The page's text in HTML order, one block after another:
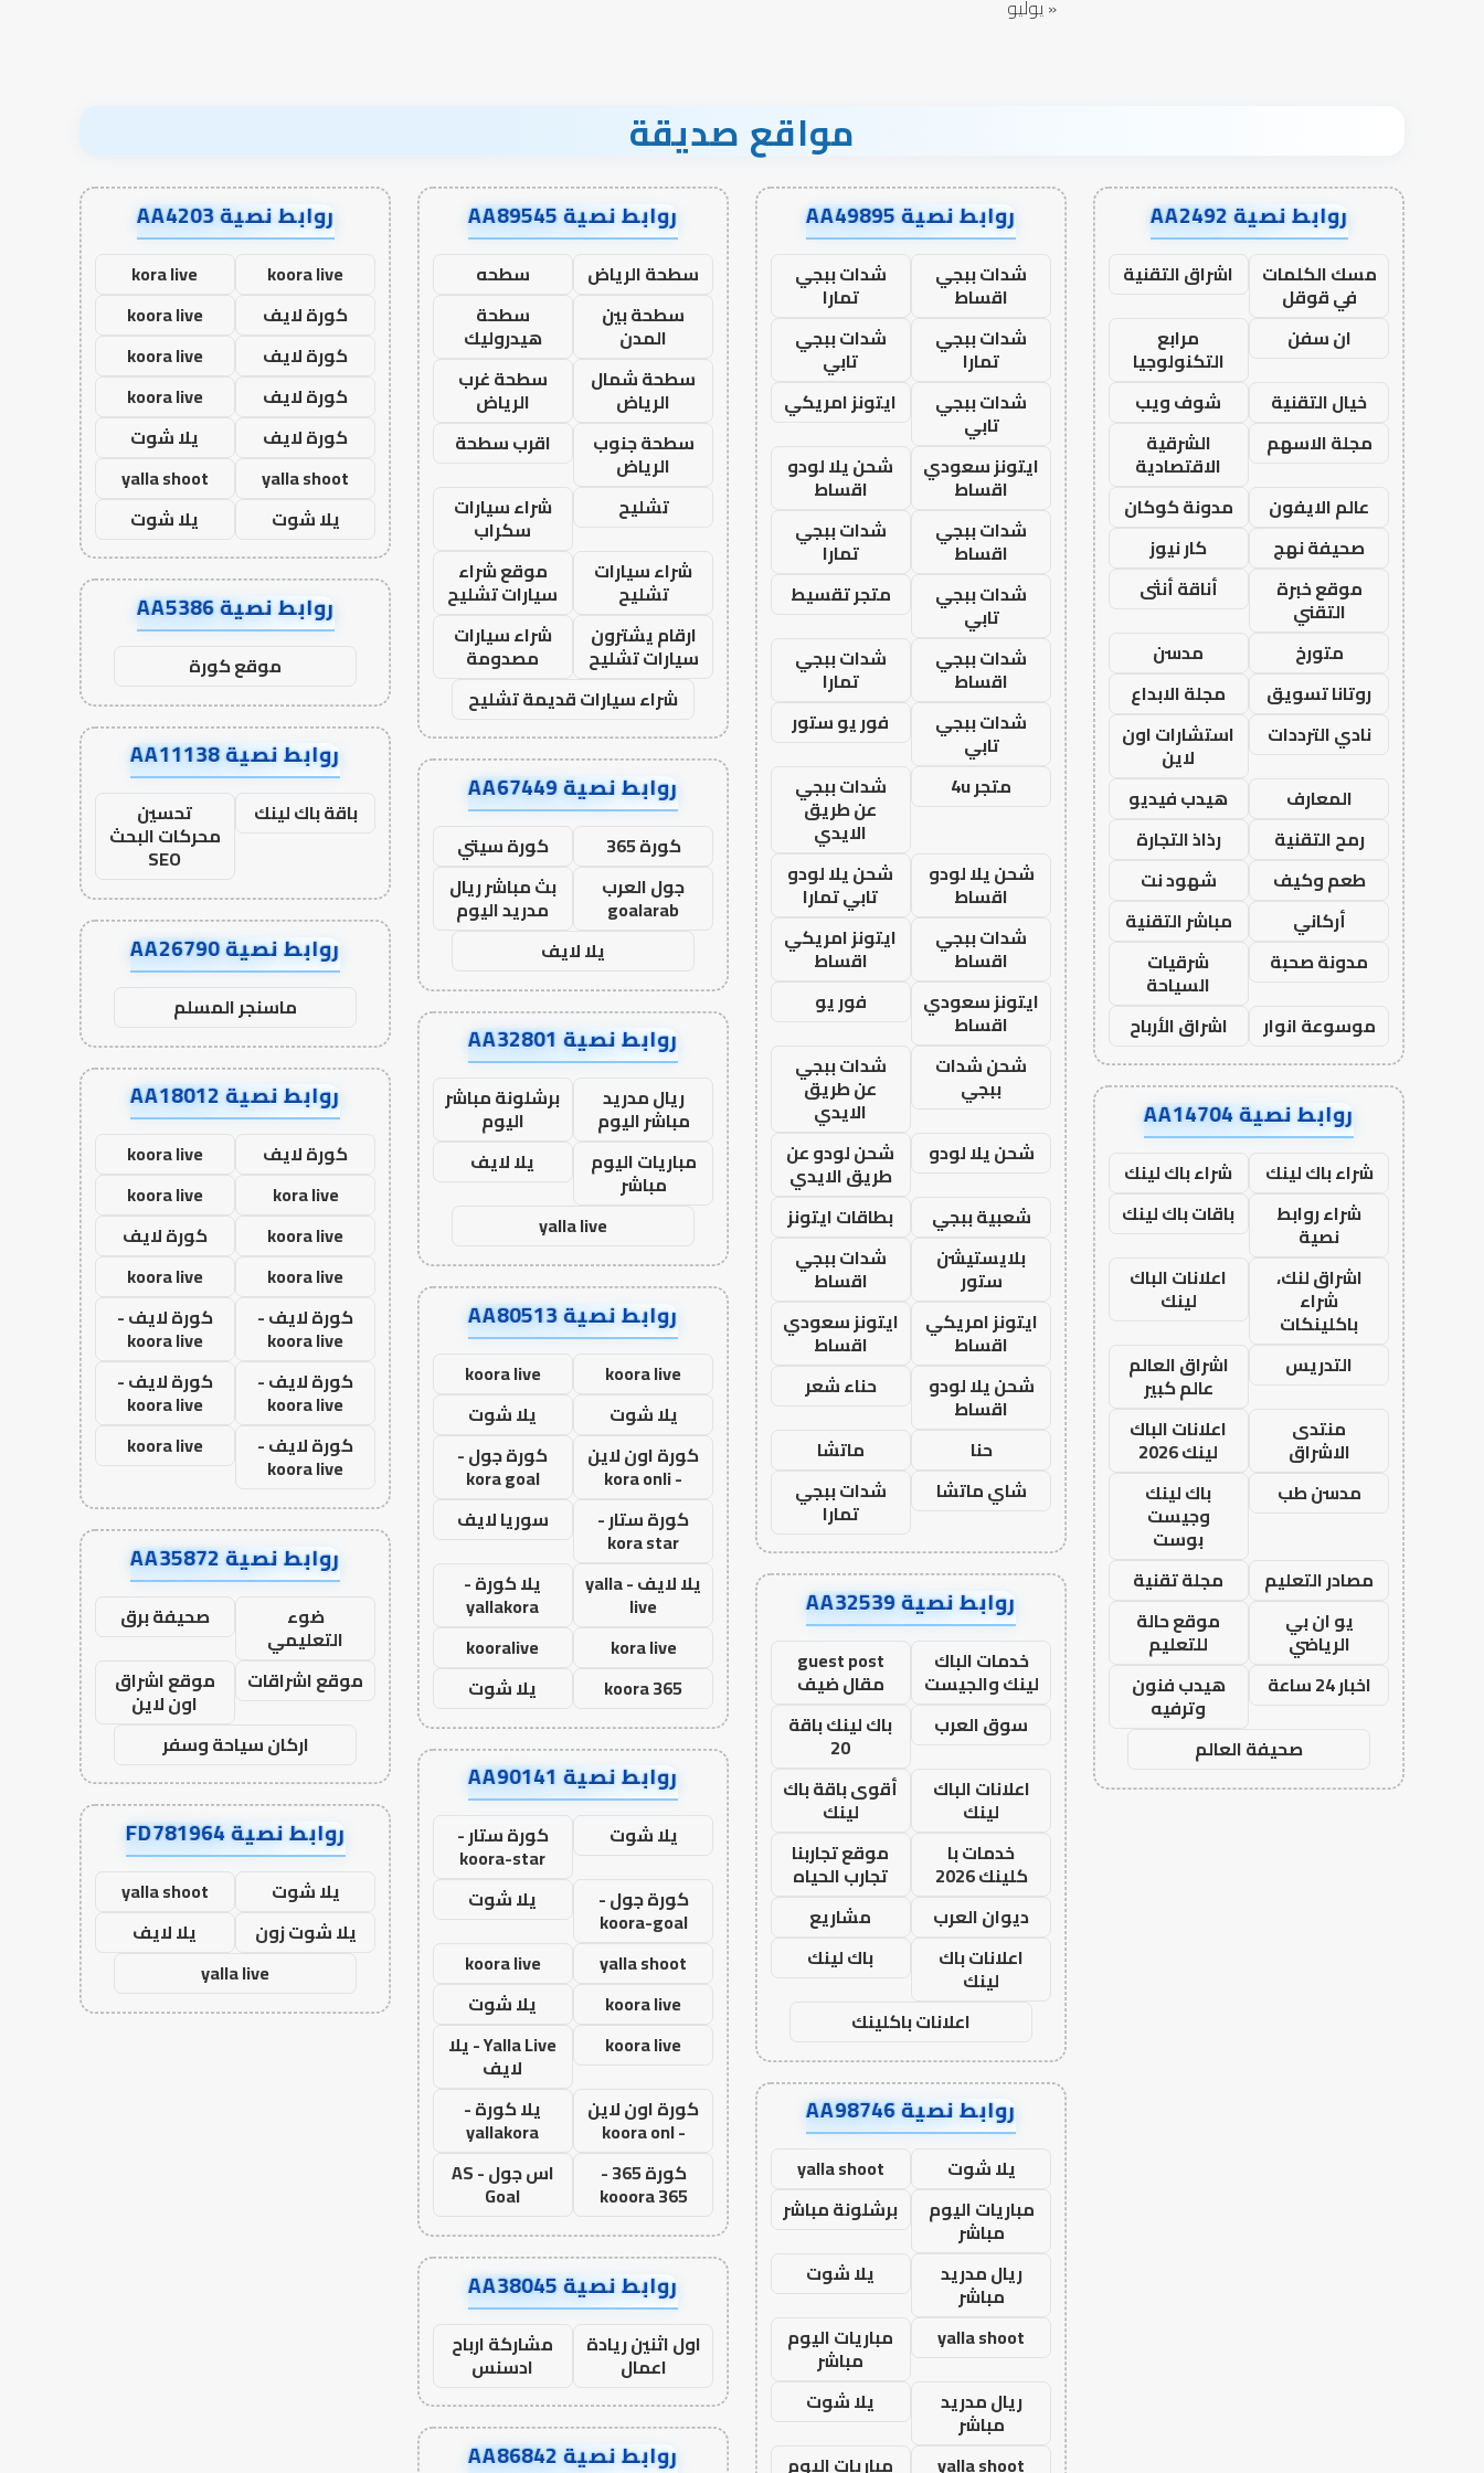
« يوليو
مواقع صديقة
روابط نصية AA2492
مسك الكلمات
في قوقل
اشراق التقنية
ان سفن
مرابع
التكنولوجيا
خيال التقنية
شوف ويب
مجلة الاسهم
الشرقية
الاقتصادية
عالم الايفون
مدونة كوكان
صحيفة نهج
كار نيوز
موقع خبرة
التقني
أناقة أنثى
متورخ
مدسن
روتانا تسويق
مجلة الابداع
نادي الترددات
استشارات اون
لاين
المعارف
هيدب فيديو
رمح التقنية
رذاذ التجارة
طعم وكيف
شهود نت
أركاني
مباشر التقنية
مدونة صحبة
شرقيات
السياحة
موسوعة انوار
اشراق الأرباح
روابط نصية AA14704
شراء باك لينك
شراء باك لينك
شراء روابط
نصية
باقات باك لينك
اشراق لنك،
شراء
باكلينكات
اعلانات الباك
لينك
التدريس
اشراق العالم
عالم كبير
منتدى
الاشراق
اعلانات الباك
لينك 2026
مدسن طب
باك لينك
وجيست
بوست
مصادر التعليم
مجلة تقنية
يو ان بي
الرياضي
موقع حالة
للتعليم
اخبار 24 ساعة
هيدب فنون
وترفيه
صحيفة العالم
روابط نصية AA49895
شدات ببجي
اقساط
شدات ببجي
تمارا
شدات ببجي
تمارا
شدات ببجي
تابي
شدات ببجي
تابي
ايتونز امريكي
ايتونز سعودي
اقساط
شحن يلا لودو
اقساط
شدات ببجي
اقساط
شدات ببجي
تمارا
شدات ببجي
تابي
متجر تقسيط
شدات ببجي
اقساط
شدات ببجي
تمارا
شدات ببجي
تابي
فور يو ستور
متجر 4u
شدات ببجي
عن طريق
الايدي
شحن يلا لودو
اقساط
شحن يلا لودو
تابي تمارا
شدات ببجي
اقساط
ايتونز امريكي
اقساط
ايتونز سعودي
اقساط
فور يو
شحن شدات
ببجي
شدات ببجي
عن طريق
الايدي
شحن يلا لودو
شحن لودو عن
طريق الايدي
شعبية ببجي
بطاقات ايتونز
بلايستيشن
ستور
شدات ببجي
اقساط
ايتونز امريكي
اقساط
ايتونز سعودي
اقساط
شحن يلا لودو
اقساط
حناء شعر
حنا
ماتشا
شاي ماتشا
شدات ببجي
تمارا
روابط نصية AA32539
خدمات الباك
لينك والجيست
guest post
مقال ضيف
سوق العرب
باك لينك باقة
20
اعلانات الباك
لينك
أقوى باقة باك
لينك
خدمات با
كلينك 2026
موقع تجاربنا
تجارب الحياه
ديوان العرب
مشاريع
اعلانات باك
لينك
باك لينك
اعلانات باكلينك
روابط نصية AA98746
يلا شوت
yalla shoot
مباريات اليوم
مباشر
برشلونة مباشر
ريال مدريد
مباشر
يلا شوت
yalla shoot
مباريات اليوم
مباشر
ريال مدريد
مباشر
يلا شوت
yalla shoot
مباريات اليوم
روابط نصية AA89545
سطحة الرياض
سطحه
سطحة بين
المدن
سطحة
هيدروليك
سطحة شمال
الرياض
سطحة غرب
الرياض
سطحة جنوب
الرياض
اقرب سطحة
تشليح
شراء سيارات
سكراب
شراء سيارات
تشليح
موقع شراء
سيارات تشليح
ارقام يشترون
سيارات تشليح
شراء سيارات
مصدومة
شراء سيارات قديمة تشليح
روابط نصية AA67449
كورة 365
كورة سيتي
جول العرب
goalarab
بث مباشر ريال
مدريد اليوم
يلا لايف
روابط نصية AA32801
ريال مدريد
مباشر اليوم
برشلونة مباشر
اليوم
مباريات اليوم
مباشر
يلا لايف
yalla live
روابط نصية AA80513
koora live
koora live
يلا شوت
يلا شوت
كورة اون لاين
- kora onli
كورة جول -
kora goal
كورة ستار -
kora star
سوريا لايف
يلا لايف - yalla
live
يلا كورة -
yallakora
kora live
kooralive
koora 365
يلا شوت
روابط نصية AA90141
يلا شوت كورة ستار -
koora-star
كورة جول -
koora-goal
يلا شوت
yalla shoot
koora live
koora live
يلا شوت
koora live
Yalla Live - يلا
لايف
كورة اون لاين
- koora onl
يلا كورة -
yallakora
كورة 365 -
kooora 365
اس جول - AS
Goal
روابط نصية AA38045
اول اثنين ريادة
اعمال
مشاركة ارباح
ادسنس
روابط نصية AA86842
روابط نصية AA4203
koora live
kora live
كورة لايف
koora live
كورة لايف
koora live
كورة لايف
koora live
كورة لايف
يلا شوت
yalla shoot
yalla shoot
يلا شوت
يلا شوت
روابط نصية AA5386
موقع كورة
روابط نصية AA11138
باقة باك لينك تحسين
محركات البحث
SEO
روابط نصية AA26790
ماسنجر المسلم
روابط نصية AA18012
كورة لايف
koora live
kora live
koora live
koora live
كورة لايف
koora live
koora live
كورة لايف -
koora live
كورة لايف -
koora live
كورة لايف -
koora live
كورة لايف -
koora live
كورة لايف -
koora live
koora live
روابط نصية AA35872
ضوء
التعليمي
صحيفة برق
موقع اشراقات
موقع اشراق
اون لاين
اركان سياحة وسفر
روابط نصية FD781964
يلا شوت
yalla shoot
يلا شوت زون
يلا لايف
yalla live